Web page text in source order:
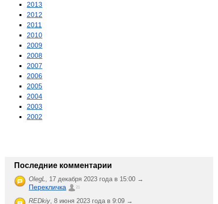
2013
2012
2011
2010
2009
2008
2007
2006
2005
2004
2003
2002
Последние комментарии
OlegL, 17 декабря 2023 года в 15:00 →
Перекличка 21
REDkiy, 8 июня 2023 года в 9:09 →